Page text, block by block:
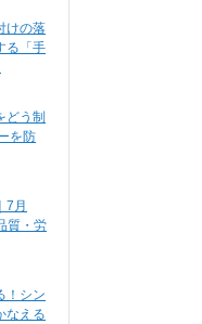
けの落
る「手
どう制
を防
7月
質・労
！シン
なえる